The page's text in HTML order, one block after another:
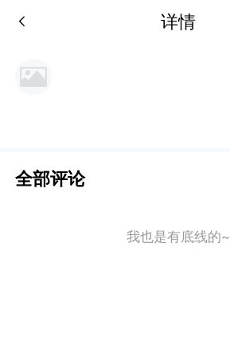
详情
全部评论
我也是有底线的~